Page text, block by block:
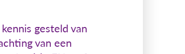
gesteld van
van een